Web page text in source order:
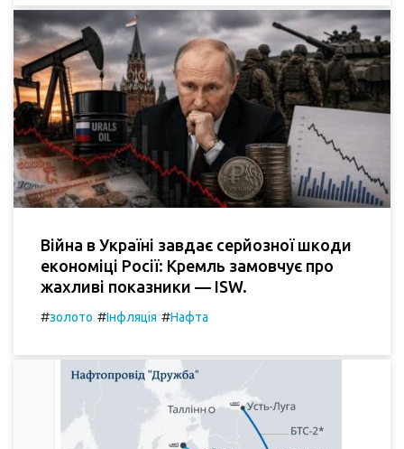
Війна в Україні завдає серйозної шкоди
економіці Росії: Кремль замовчує про
жахливі показники — ISW.
#золото #Інфляція #Нафта